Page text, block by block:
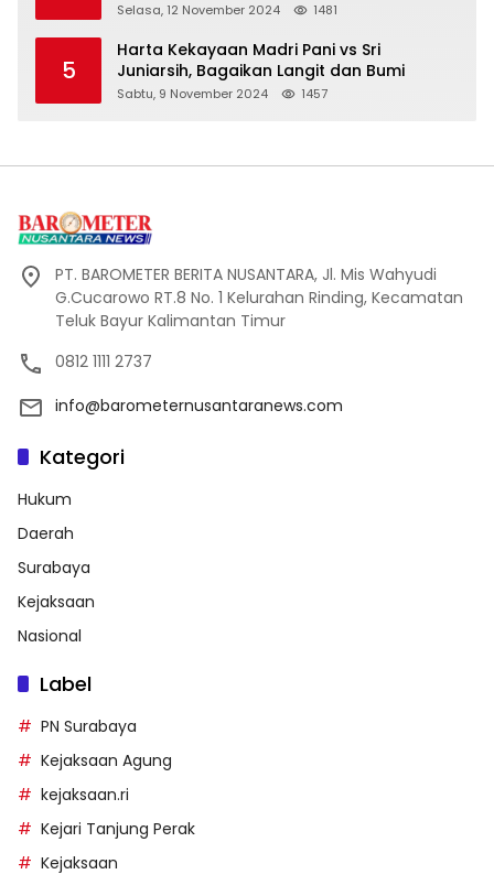
Intimidasi Masyarakat
Selasa, 12 November 2024 1481
5
Harta Kekayaan Madri Pani vs Sri
Juniarsih, Bagaikan Langit dan Bumi
Sabtu, 9 November 2024 1457
PT. BAROMETER BERITA NUSANTARA, Jl. Mis Wahyudi
G.Cucarowo RT.8 No. 1 Kelurahan Rinding, Kecamatan
Teluk Bayur Kalimantan Timur
0812 1111 2737
info@barometernusantaranews.com
Kategori
Hukum
Daerah
Surabaya
Kejaksaan
Nasional
Label
PN Surabaya
Kejaksaan Agung
kejaksaan.ri
Kejari Tanjung Perak
Kejaksaan